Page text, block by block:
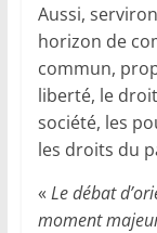
Aussi,
horizon de
commun,
liberté, le
société, les
les droits du
« Le débat
moment